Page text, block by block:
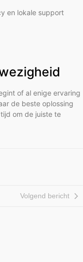
en lokale support
of al enige ervaring
de beste oplossing
om de juiste te
Volgend bericht